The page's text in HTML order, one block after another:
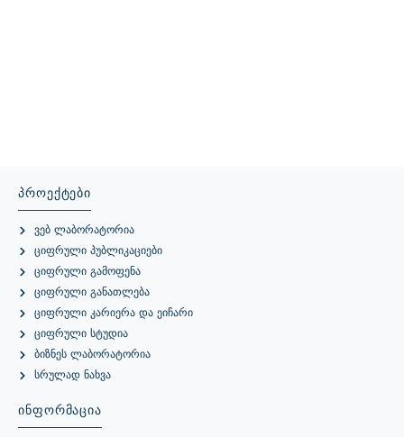
Პროექტები
Ვებ Ლაბორატორია
Ციფრული Პუბლიკაციები
Ციფრული Გამოფენა
Ციფრული Განათლება
Ციფრული Კარიერა Და Ეიჩარი
Ციფრული Სტუდია
Ბიზნეს Ლაბორატორია
Სრულად Ნახვა
Ინფორმაცია